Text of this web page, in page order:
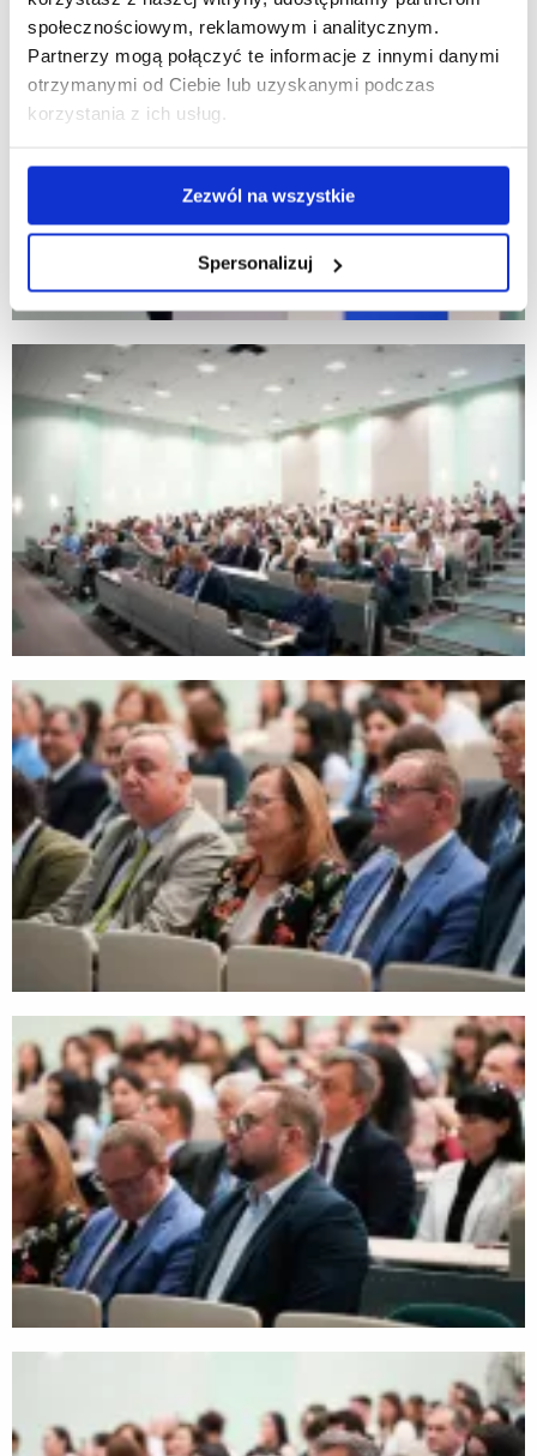
społecznościowym, reklamowym i analitycznym.
Partnerzy mogą połączyć te informacje z innymi danymi
otrzymanymi od Ciebie lub uzyskanymi podczas
korzystania z ich usług.
Zezwól na wszystkie
Spersonalizuj